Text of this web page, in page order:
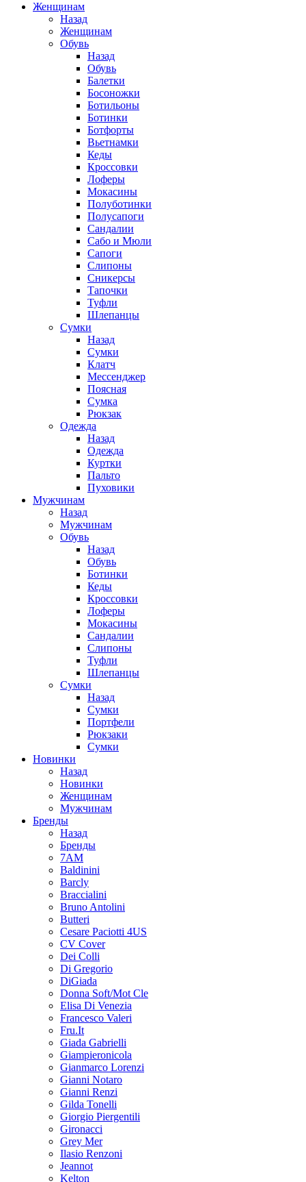
Женщинам
Назад
Женщинам
Обувь
Назад
Обувь
Балетки
Босоножки
Ботильоны
Ботинки
Ботфорты
Вьетнамки
Кеды
Кроссовки
Лоферы
Мокасины
Полуботинки
Полусапоги
Сандалии
Сабо и Мюли
Сапоги
Слипоны
Сникерсы
Тапочки
Туфли
Шлепанцы
Cумки
Назад
Cумки
Клатч
Мессенджер
Поясная
Сумка
Рюкзак
Одежда
Назад
Одежда
Куртки
Пальто
Пуховики
Мужчинам
Назад
Мужчинам
Обувь
Назад
Обувь
Ботинки
Кеды
Кроссовки
Лоферы
Мокасины
Сандалии
Слипоны
Туфли
Шлепанцы
Сумки
Назад
Сумки
Портфели
Рюкзаки
Сумки
Новинки
Назад
Новинки
Женщинам
Мужчинам
Бренды
Назад
Бренды
7AM
Baldinini
Barcly
Braccialini
Bruno Antolini
Butteri
Cesare Paciotti 4US
CV Cover
Dei Colli
Di Gregorio
DiGiada
Donna Soft/Mot Cle
Elisa Di Venezia
Francesco Valeri
Fru.It
Giada Gabrielli
Giampieronicola
Gianmarco Lorenzi
Gianni Notaro
Gianni Renzi
Gilda Tonelli
Giorgio Piergentili
Gironacci
Grey Mer
Ilasio Renzoni
Jeannot
Kelton